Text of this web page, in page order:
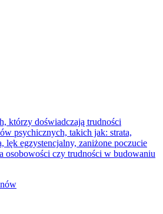
którzy doświadczają trudności
psychicznych, takich jak: strata,
lęk egzystencjalny, zaniżone poczucie
osobowości czy trudności w budowaniu